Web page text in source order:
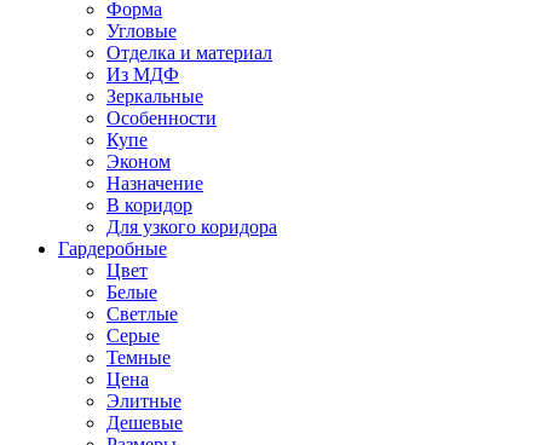
Форма
Угловые
Отделка и материал
Из МДФ
Зеркальные
Особенности
Купе
Эконом
Назначение
В коридор
Для узкого коридора
Гардеробные
Цвет
Белые
Светлые
Серые
Темные
Цена
Элитные
Дешевые